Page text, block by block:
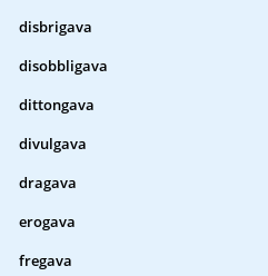
disbrigava
disobbligava
dittongava
divulgava
dragava
erogava
fregava